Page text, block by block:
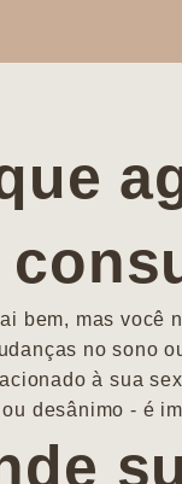
bem, mas você
no sono
à sua
desânimo - é